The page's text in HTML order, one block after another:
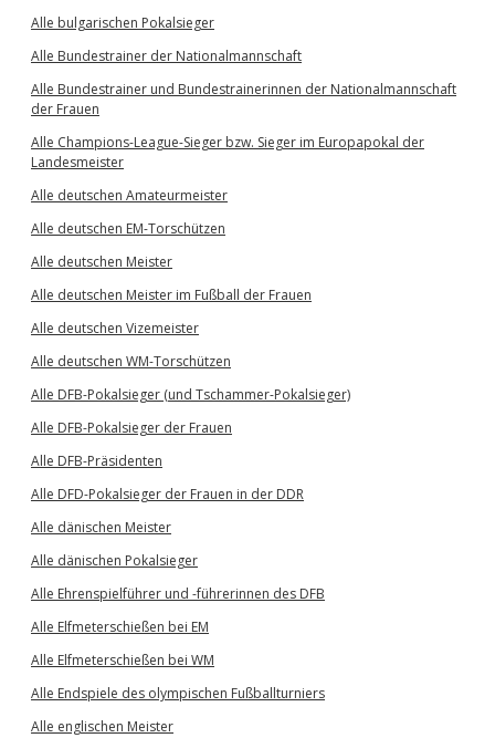
Alle bulgarischen Pokalsieger
Alle Bundestrainer der Nationalmannschaft
Alle Bundestrainer und Bundestrainerinnen der Nationalmannschaft
der Frauen
Alle Champions-League-Sieger bzw. Sieger im Europapokal der
Landesmeister
Alle deutschen Amateurmeister
Alle deutschen EM-Torschützen
Alle deutschen Meister
Alle deutschen Meister im Fußball der Frauen
Alle deutschen Vizemeister
Alle deutschen WM-Torschützen
Alle DFB-Pokalsieger (und Tschammer-Pokalsieger)
Alle DFB-Pokalsieger der Frauen
Alle DFB-Präsidenten
Alle DFD-Pokalsieger der Frauen in der DDR
Alle dänischen Meister
Alle dänischen Pokalsieger
Alle Ehrenspielführer und -führerinnen des DFB
Alle Elfmeterschießen bei EM
Alle Elfmeterschießen bei WM
Alle Endspiele des olympischen Fußballturniers
Alle englischen Meister